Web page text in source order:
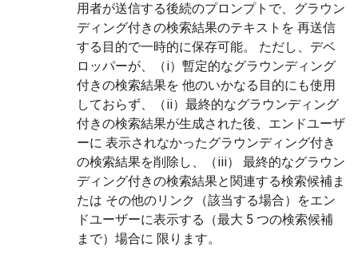
用者が送信する後続のプロンプトで、グラウン
ディング付きの検索結果のテキストを 再送信
する目的で一時的に保存可能。 ただし、デベ
ロッパーが、（i）暫定的なグラウンディング
付きの検索結果を 他のいかなる目的にも使用
しておらず、（ii）最終的なグラウンディング
付きの検索結果が生成された後、エンドユーザ
ーに 表示されなかったグラウンディング付き
の検索結果を削除し、（iii） 最終的なグラウン
ディング付きの検索結果と関連する検索候補ま
たは その他のリンク（該当する場合）をエン
ドユーザーに表示する（最大 5 つの検索候補
まで）場合に 限ります。